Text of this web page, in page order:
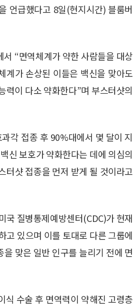
언급했다고 8일(현지시간) 블룸버
“면역체계가 약한 사람들을 대상
계가 손상된 이들은 백신을 맞아도
력이 다소 약화한다”며 부스터샷의
각 접종 후 90%대에서 몇 달이 지
신 보호가 약화한다는 데에 의심의
터샷 접종을 먼저 받게 될 것이라고
국 질병통제예방센터(CDC)가 현재
고 있으며 이를 토대로 다른 그룹에
맞은 일반 인구를 늘리기 전에 면
식 수술 후 면역력이 약해진 고령층